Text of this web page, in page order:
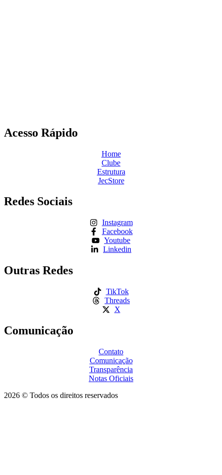
Acesso Rápido
Home
Clube
Estrutura
JecStore
Redes Sociais
Instagram
Facebook
Youtube
Linkedin
Outras Redes
TikTok
Threads
X
Comunicação
Contato
Comunicação
Transparência
Notas Oficiais
2026 © Todos os direitos reservados